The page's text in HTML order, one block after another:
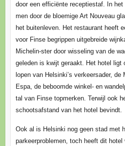
door een efficiënte receptiestaf. In
men door de bloemige Art Nouveau
het buitenleven. Het restaurant heeft
voor Finse begrippen uitgebreide
Michelin-ster door wisseling van de
geleden is kwijt geraakt. Het hotel ligt
lopen van Helsinki’s verkeersader, de
Espa, de beboomde winkel- en
tal van Finse topmerken. Terwijl ook
schootsafstand van het hotel bevindt.
Ook al is Helsinki nog geen stad met
parkeerproblemen, toch heeft dit